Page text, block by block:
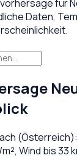
für
Daten,
(Österreich):
Wind bis33